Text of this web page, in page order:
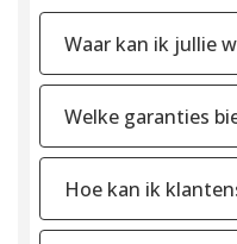
Waar kan ik jullie
Welke garanties
Hoe kan ik